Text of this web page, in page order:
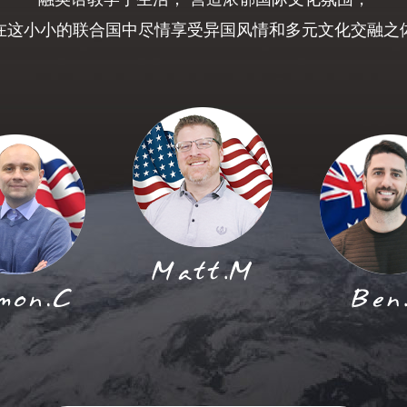
这小小的联合国中尽情享受异国风情和多元文化交融之